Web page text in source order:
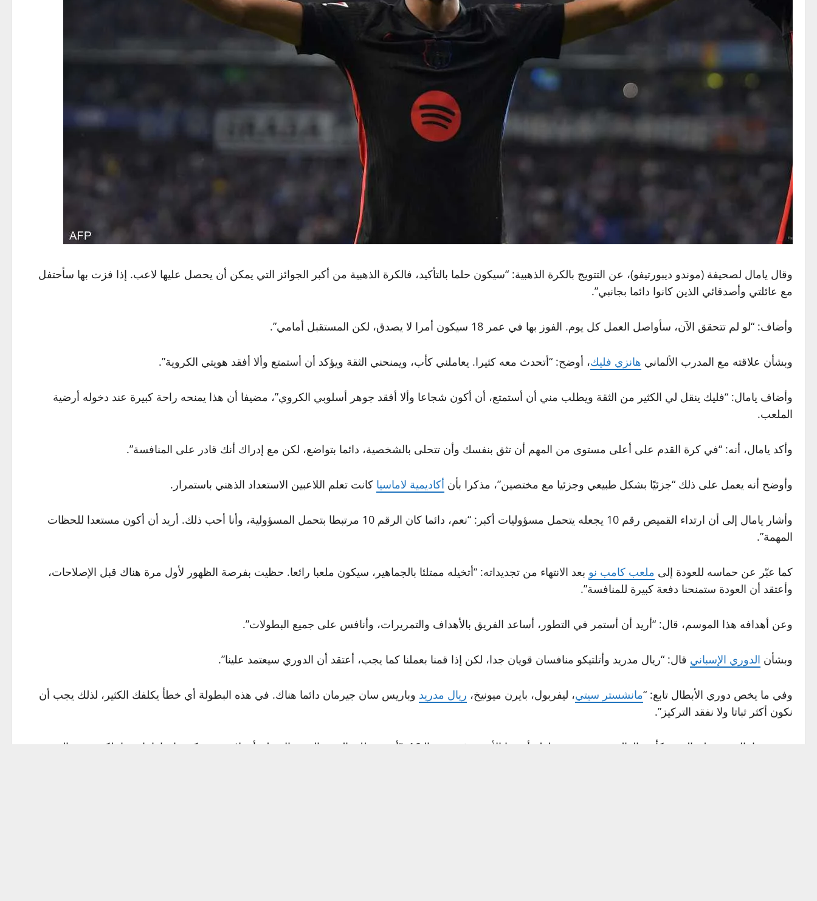
وقال يامال لصحيفة (موندو ديبورتيفو)، عن التتويج بالكرة الذهبية: “سيكون حلما بالتأكيد، فالكرة الذهبية من أكبر الجوائز التي يمكن أن يحصل عليها لاعب. إذا فزت بها سأحتفل
مع عائلتي وأصدقائي الذين كانوا دائما بجانبي”.
وأضاف: “لو لم تتحقق الآن، سأواصل العمل كل يوم. الفوز بها في عمر 18 سيكون أمرا لا يصدق، لكن المستقبل أمامي”.
وبشأن علاقته مع المدرب الألماني هانزي فليك، أوضح: “أتحدث معه كثيرا. يعاملني كأب، ويمنحني الثقة ويؤكد أن أستمتع وألا أفقد هويتي الكروية”.
وأضاف يامال: “فليك ينقل لي الكثير من الثقة ويطلب مني أن أستمتع، أن أكون شجاعا وألا أفقد جوهر أسلوبي الكروي”، مضيفا أن هذا يمنحه راحة كبيرة عند دخوله أرضية
الملعب.
وأكد يامال، أنه: “في كرة القدم على أعلى مستوى من المهم أن تثق بنفسك وأن تتحلى بالشخصية، دائما بتواضع، لكن مع إدراك أنك قادر على المنافسة”.
وأوضح أنه يعمل على ذلك “جزئيًا بشكل طبيعي وجزئيا مع مختصين”، مذكرا بأن أكاديمية لاماسيا كانت تعلم اللاعبين الاستعداد الذهني باستمرار.
وأشار يامال إلى أن ارتداء القميص رقم 10 يجعله يتحمل مسؤوليات أكبر: “نعم، دائما كان الرقم 10 مرتبطا بتحمل المسؤولية، وأنا أحب ذلك. أريد أن أكون مستعدا للحظات
المهمة”.
كما عبّر عن حماسه للعودة إلى ملعب كامب نو بعد الانتهاء من تجديداته: “أتخيله ممتلئا بالجماهير، سيكون ملعبا رائعا. حظيت بفرصة الظهور لأول مرة هناك قبل الإصلاحات،
وأعتقد أن العودة ستمنحنا دفعة كبيرة للمنافسة”.
وعن أهدافه هذا الموسم، قال: “أريد أن أستمر في التطور، أساعد الفريق بالأهداف والتمريرات، وأنافس على جميع البطولات”.
وبشأن الدوري الإسباني قال: “ريال مدريد وأتلتيكو منافسان قويان جدا، لكن إذا قمنا بعملنا كما يجب، أعتقد أن الدوري سيعتمد علينا”.
وفي ما يخص دوري الأبطال تابع: “مانشستر سيتي، ليفربول، بايرن ميونيخ، ريال مدريد وباريس سان جيرمان دائما هناك. في هذه البطولة أي خطأ يكلفك الكثير، لذلك يجب أن
نكون أكثر ثباتا ولا نفقد التركيز”.
وتحدث يامال عن حلم الفوز بكأس العالم بعد تتويجه ببطولة أوروبا الأخيرة في سن الـ16: “أتمنى ذلك. الفوز بالمونديال حلم أي لاعب، سيكون إنجازا تاريخيا، لكن يجب المضي